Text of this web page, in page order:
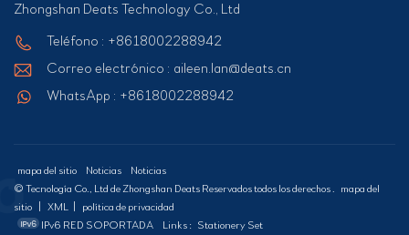
Zhongshan Deats Technology Co., Ltd
Teléfono : +8618002288942
Correo electrónico : aileen.lan@deats.cn
WhatsApp : +8618002288942
mapa del sitio Noticias
Noticias
© Tecnología Co., Ltd de Zhongshan Deats Reservados todos los derechos . mapa del
sitio
XML
política de privacidad
IPv6 RED SOPORTADA
Links : Stationery Set